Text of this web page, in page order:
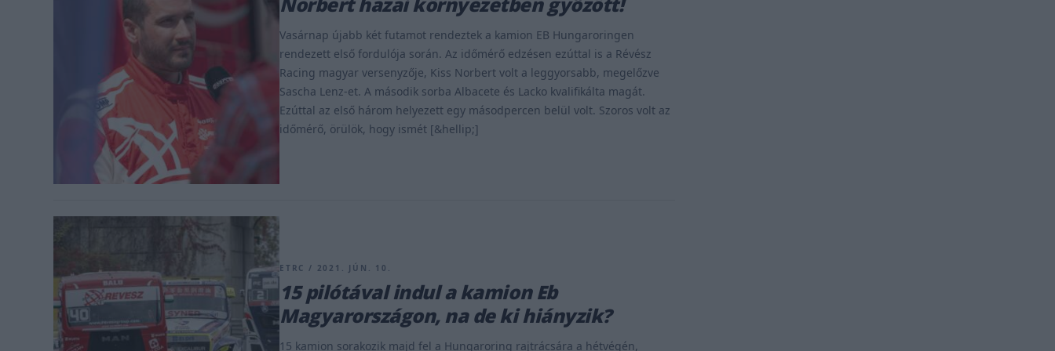
Vasárnap újabb két futamot rendeztek a kamion EB Hungaroringen
rendezett első fordulója során. Az időmérő edzésen ezúttal is a Révész
Racing magyar versenyzője, Kiss Norbert volt a leggyorsabb, megelőzve
Sascha Lenz-et. A második sorba Albacete és Lacko kvalifikálta magát.
Ezúttal az első három helyezett egy másodpercen belül volt. Szoros volt az
időmérő, örülök, hogy ismét [&hellip;]
ETRC / 2021. JÚN. 10.
15 pilótával indul a kamion Eb
Magyarországon, na de ki hiányzik?
15 kamion sorakozik majd fel a Hungaroring rajtrácsára a hétvégén,